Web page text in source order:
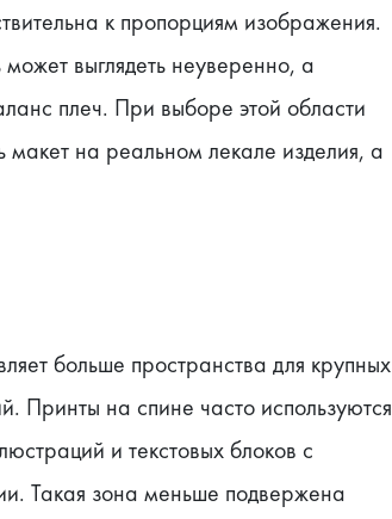
к пропорциям изображения.
выглядеть неуверенно, а
плеч. При выборе этой области
макет на реальном лекале изделия, а
больше пространства для крупных
Принты на спине часто используются
и текстовых блоков с
Такая зона меньше подвержена